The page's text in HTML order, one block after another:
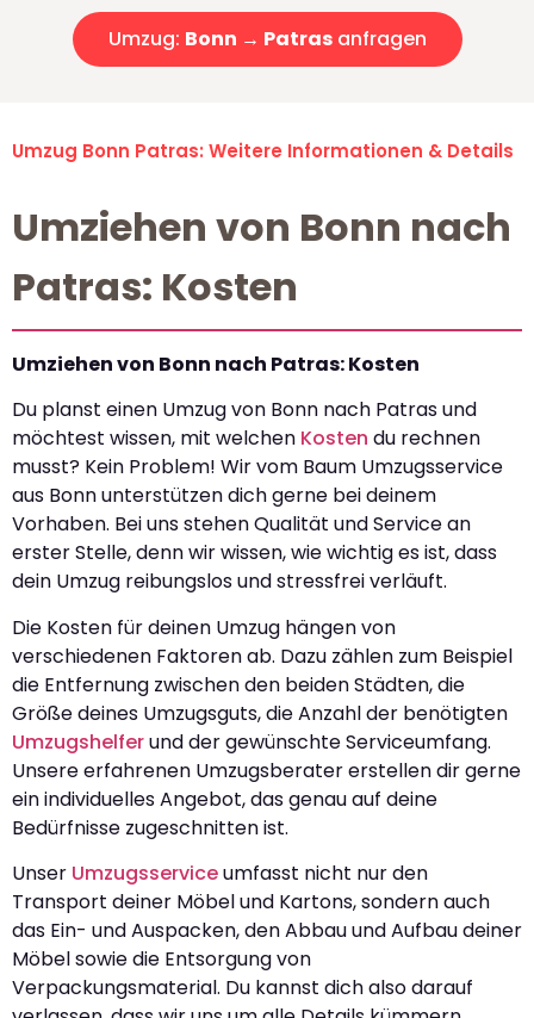
Umzug: Bonn → Patrasanfragen
Umzug Bonn Patras: Weitere Informationen & Details
Umziehen von Bonn nach
Patras: Kosten
Umziehen von Bonn nach Patras: Kosten
Du planst einen Umzug von Bonn nach Patras und
möchtest wissen, mit welchen Kosten du rechnen
musst? Kein Problem! Wir vom Baum Umzugsservice
aus Bonn unterstützen dich gerne bei deinem
Vorhaben. Bei uns stehen Qualität und Service an
erster Stelle, denn wir wissen, wie wichtig es ist, dass
dein Umzug reibungslos und stressfrei verläuft.
Die Kosten für deinen Umzug hängen von
verschiedenen Faktoren ab. Dazu zählen zum Beispiel
die Entfernung zwischen den beiden Städten, die
Größe deines Umzugsguts, die Anzahl der benötigten
Umzugshelferund der gewünschte Serviceumfang.
Unsere erfahrenen Umzugsberater erstellen dir gerne
ein individuelles Angebot, das genau auf deine
Bedürfnisse zugeschnitten ist.
Unser Umzugsserviceumfasst nicht nur den
Transport deiner Möbel und Kartons, sondern auch
das Ein- und Auspacken, den Abbau und Aufbau deiner
Möbel sowie die Entsorgung von
Verpackungsmaterial. Du kannst dich also darauf